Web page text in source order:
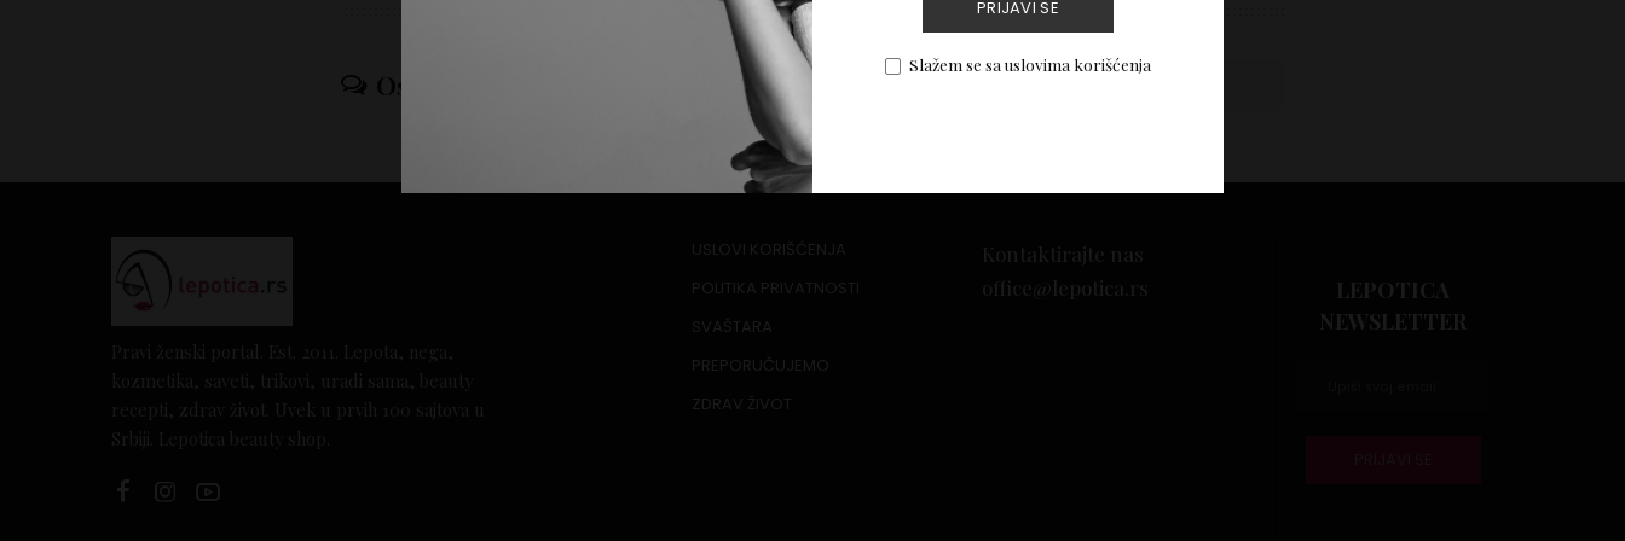
PRIJAVI SE
Slažem se sa uslovima korišćenja
Ostavi odgovor
USLOVI KORIŠĆENJA
POLITIKA PRIVATNOSTI
SVAŠTARA
PREPORUČUJEMO
ZDRAV ŽIVOT
Kontaktirajte nas
office@lepotica.rs
LEPOTICA
NEWSLETTER